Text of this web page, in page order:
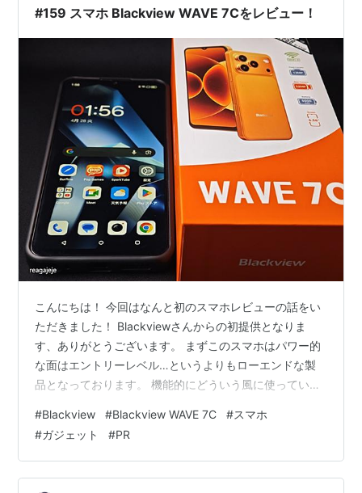
#159 スマホ Blackview WAVE 7Cをレビュー！
こんにちは！ 今回はなんと初のスマホレビューの話をい
ただきました！ Blackviewさんからの初提供となりま
す、ありがとうございます。 まずこのスマホはパワー的
な面はエントリーレベル…というよりもローエンドな製
品となっております。 機能的にどういう風に使っていく
ビュー品リンクです。 ✨SHEIN Blacview Factory レディ
ース・メンズ・ファッションオンラインショップ ｜
SHEINシューズからウェア、スポーツ用品からアクセサ
リーまで。ファッションのインスピレーションと最新の
#Blackview #Blackview WAVE 7C #スマホ
#ガジェット #PR